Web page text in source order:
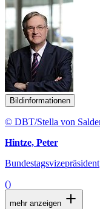
Bildinformationen
© DBT/Stella von
Hintze, Peter
Bundestagsvizepräsident
()
mehr anzeigen